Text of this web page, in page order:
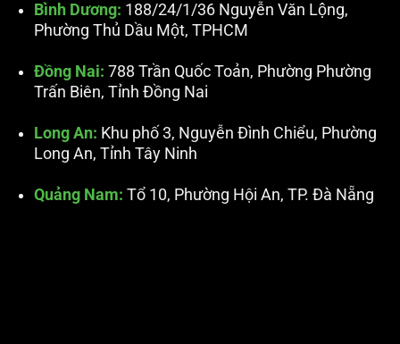
Bình Dương: 188/24/1/36 Nguyễn Văn Lộng,
Phường Thủ Dầu Một, TPHCM
Đồng Nai: 788 Trần Quốc Toản, Phường Phường
Trấn Biên, Tỉnh Đồng Nai
Long An: Khu phố 3, Nguyễn Đình Chiểu, Phường
Long An, Tỉnh Tây Ninh
Quảng Nam: Tổ 10, Phường Hội An, TP. Đà Nẵng